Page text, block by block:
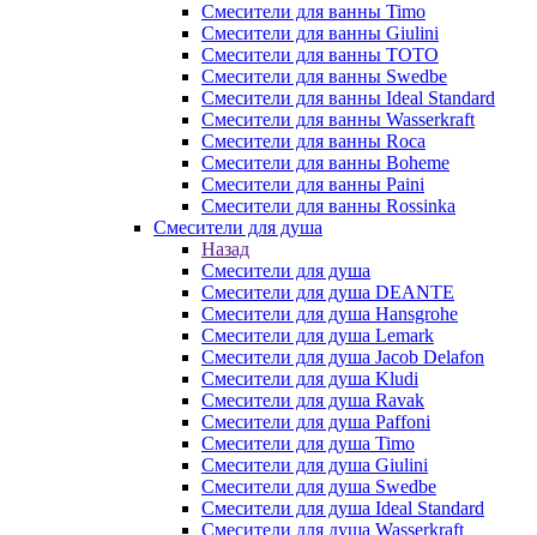
Смесители для ванны Timo
Смесители для ванны Giulini
Смесители для ванны TOTO
Смесители для ванны Swedbe
Смесители для ванны Ideal Standard
Смесители для ванны Wasserkraft
Смесители для ванны Roca
Смесители для ванны Boheme
Смесители для ванны Paini
Смесители для ванны Rossinka
Смесители для душа
Назад
Смесители для душа
Смесители для душа DEANTE
Смесители для душа Hansgrohe
Смесители для душа Lemark
Смесители для душа Jacob Delafon
Смесители для душа Kludi
Смесители для душа Ravak
Смесители для душа Paffoni
Смесители для душа Timo
Смесители для душа Giulini
Смесители для душа Swedbe
Смесители для душа Ideal Standard
Смесители для душа Wasserkraft